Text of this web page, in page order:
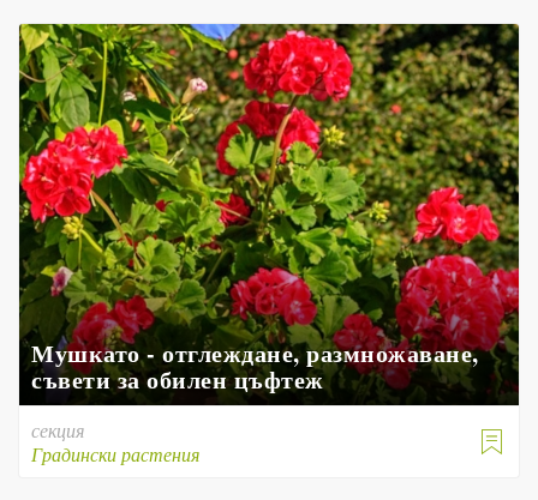
Мушкато - отглеждане, размножаване,
съвети за обилен цъфтеж

секция
Градински растения